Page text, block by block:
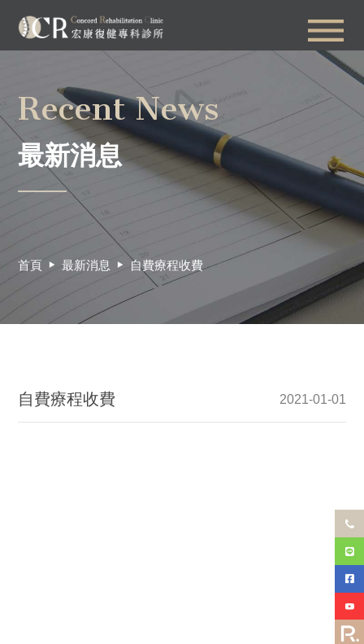
Recent News
最新消息
首頁 最新消息 自費療程收費
自費療程收費 2021-01-01